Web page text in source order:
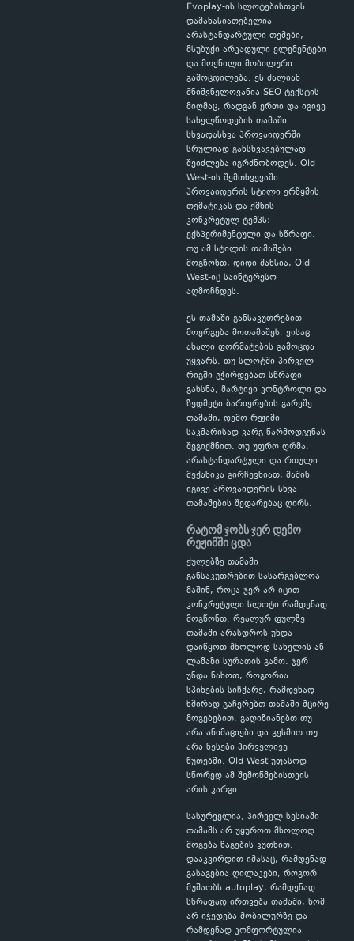
Evoplay-ის სლოტებისთვის
დამახასიათებელია
არასტანდარტული თემები,
მსუბუქი არკადული ელემენტები
და მოქნილი მობილური
გამოცდილება. ეს ძალიან
მნიშვნელოვანია SEO ტექსტის
მიღმაც, რადგან ერთი და იგივე
სახელწოდების თამაში
სხვადასხვა პროვაიდერში
სრულიად განსხვავებულად
შეიძლება იგრძნობოდეს. Old
West-ის შემთხვევაში
პროვაიდერის სტილი ერწყმის
თემატიკას და ქმნის
კონკრეტულ ტემპს:
ექსპერიმენტული და სწრაფი.
თუ ამ სტილის თამაშები
მოგწონთ, დიდი შანსია, Old
West-იც საინტერესო
აღმოჩნდეს.
ეს თამაში განსაკუთრებით
მოერგება მოთამაშეს, ვისაც
ახალი ფორმატების გამოცდა
უყვარს. თუ სლოტში პირველ
რიგში გჭირდებათ სწრაფი
გახსნა, მარტივი კონტროლი და
ზედმეტი ბარიერების გარეშე
თამაში, დემო რეჟიმი
საკმარისად კარგ წარმოდგენას
შეგიქმნით. თუ უფრო ღრმა,
არასტანდარტული და რთული
მექანიკა გირჩევნიათ, მაშინ
იგივე პროვაიდერის სხვა
თამაშების შედარებაც ღირს.
რატომ ჯობს ჯერ დემო
რეჟიმში ცდა
ქულებზე თამაში
განსაკუთრებით სასარგებლოა
მაშინ, როცა ჯერ არ იცით
კონკრეტული სლოტი რამდენად
მოგწონთ. რეალურ ფულზე
თამაში არასდროს უნდა
დაიწყოთ მხოლოდ სახელის ან
ლამაზი სურათის გამო. ჯერ
უნდა ნახოთ, როგორია
სპინების სიჩქარე, რამდენად
ხშირად გაჩერებთ თამაში მცირე
მოგებებით, გაღიზიანებთ თუ
არა ანიმაციები და გესმით თუ
არა წესები პირველივე
წუთებში. Old West უფასოდ
სწორედ ამ შემოწმებისთვის
არის კარგი.
სასურველია, პირველ სესიაში
თამაშს არ უყუროთ მხოლოდ
მოგება-წაგების კუთხით.
დააკვირდით იმასაც, რამდენად
გასაგებია ღილაკები, როგორ
მუშაობს autoplay, რამდენად
სწრაფად ირთვება თამაში, ხომ
არ იჭედება მობილურზე და
რამდენად კომფორტულია